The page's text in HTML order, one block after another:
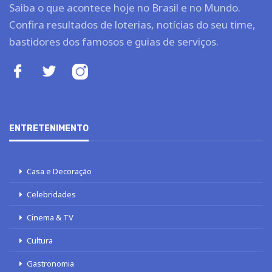
Saiba o que acontece hoje no Brasil e no Mundo.
Confira resultados de loterias, notícias do seu time,
bastidores dos famosos e guias de serviços.
ENTRETENIMENTO
Casa e Decoração
Celebridades
Cinema & TV
Cultura
Gastronomia